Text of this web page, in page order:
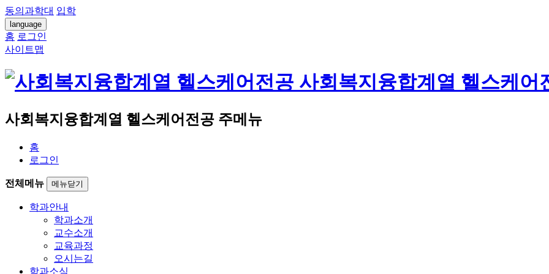
동의과학대 입학
language
홈 로그인
사이트맵
사회복지융합계열 헬스케어
사회복지융합계열 헬스케어전공 주메뉴
홈
로그인
전체메뉴 메뉴닫기
학과안내
학과소개
교수소개
교육과정
오시는길
학과소식